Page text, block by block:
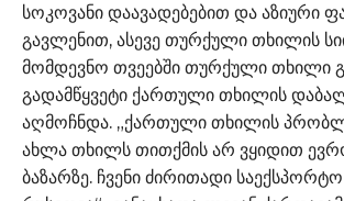
სოკოვანი დაავადებებით და აზიური
გავლენით, ასევე თურქული თხილის
მომდევნო თვეებში თურქული თხილი
გადამწყვეტი ქართული თხილის
აღმოჩნდა. „ქართული თხილის
ახლა თხილს თითქმის არ ვყიდით
ბაზარზე. ჩვენი ძირითადი